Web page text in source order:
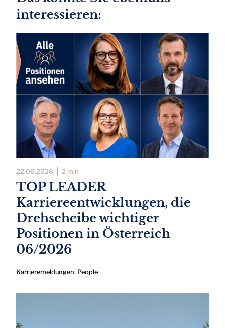
interessieren:
22.06.2026 2 min
TOP LEADER
Karriereentwicklungen, die
Drehscheibe wichtiger
Positionen in Österreich
06/2026
Karrieremeldungen, People